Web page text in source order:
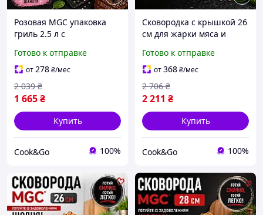
Розовая MGC упаковка
гриль 2.5 л с
покрытием 24 см,
Сковородка из
нержавеющей стали для
жарки мяса и рыбы
Готово к отправке
от278₴/мес
1 665₴
2 039 ₴
Купить
Сook&Go 100%
Сковородка с крышкой 26
см для жарки мяса и
MGC 2.8 л с усиленным
антипригарным
покрытием
Готово к отправке
от368₴/мес
2 211 ₴
2 706 ₴
Купить
Сook&Go 100%